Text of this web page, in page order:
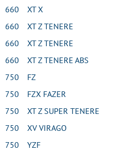
660 XT X
XT Z TENERE
XT Z TENERE
XT Z TENERE ABS
750 FZ
750 FZX FAZER
XT Z SUPER TENERE
750 XV VIRAGO
750 YZF